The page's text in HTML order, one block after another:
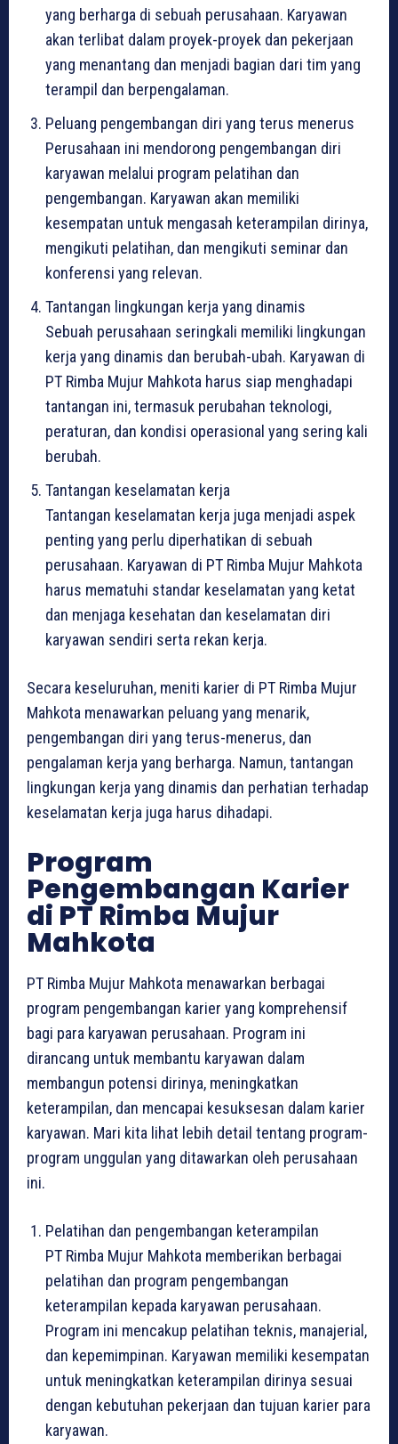
yang berharga di sebuah perusahaan. Karyawan
akan terlibat dalam proyek-proyek dan pekerjaan
yang menantang dan menjadi bagian dari tim yang
terampil dan berpengalaman.
Peluang pengembangan diri yang terus menerus
Perusahaan ini mendorong pengembangan diri
karyawan melalui program pelatihan dan
pengembangan. Karyawan akan memiliki
kesempatan untuk mengasah keterampilan dirinya,
mengikuti pelatihan, dan mengikuti seminar dan
konferensi yang relevan.
Tantangan lingkungan kerja yang dinamis
Sebuah perusahaan seringkali memiliki lingkungan
kerja yang dinamis dan berubah-ubah. Karyawan di
PT Rimba Mujur Mahkota harus siap menghadapi
tantangan ini, termasuk perubahan teknologi,
peraturan, dan kondisi operasional yang sering kali
berubah.
Tantangan keselamatan kerja
Tantangan keselamatan kerja juga menjadi aspek
penting yang perlu diperhatikan di sebuah
perusahaan. Karyawan di PT Rimba Mujur Mahkota
harus mematuhi standar keselamatan yang ketat
dan menjaga kesehatan dan keselamatan diri
karyawan sendiri serta rekan kerja.
Secara keseluruhan, meniti karier di PT Rimba Mujur
Mahkota menawarkan peluang yang menarik,
pengembangan diri yang terus-menerus, dan
pengalaman kerja yang berharga. Namun, tantangan
lingkungan kerja yang dinamis dan perhatian terhadap
keselamatan kerja juga harus dihadapi.
Program
Pengembangan Karier
di PT Rimba Mujur
Mahkota
PT Rimba Mujur Mahkota menawarkan berbagai
program pengembangan karier yang komprehensif
bagi para karyawan perusahaan. Program ini
dirancang untuk membantu karyawan dalam
membangun potensi dirinya, meningkatkan
keterampilan, dan mencapai kesuksesan dalam karier
karyawan. Mari kita lihat lebih detail tentang program-
program unggulan yang ditawarkan oleh perusahaan
ini.
Pelatihan dan pengembangan keterampilan
PT Rimba Mujur Mahkota memberikan berbagai
pelatihan dan program pengembangan
keterampilan kepada karyawan perusahaan.
Program ini mencakup pelatihan teknis, manajerial,
dan kepemimpinan. Karyawan memiliki kesempatan
untuk meningkatkan keterampilan dirinya sesuai
dengan kebutuhan pekerjaan dan tujuan karier para
karyawan.